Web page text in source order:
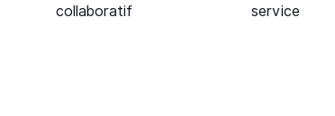
collaboratif
service